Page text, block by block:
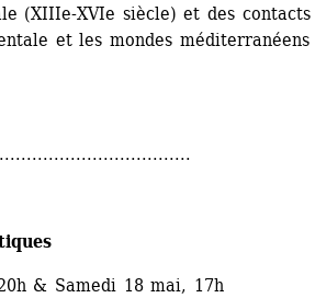
(XIIIe-XVIe siècle) et des contacts
et les mondes méditerranéens
& Samedi 18 mai, 17h